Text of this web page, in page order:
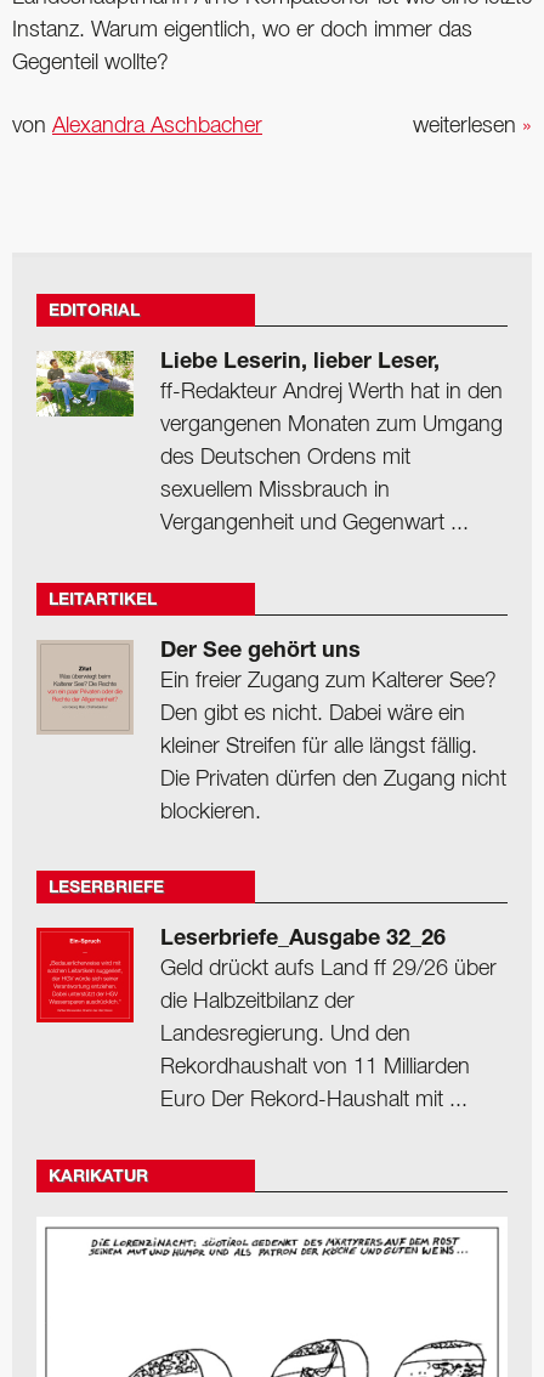
Instanz. Warum eigentlich, wo er doch immer das
Gegenteil wollte?
weiterlesen »
von Alexandra Aschbacher
EDITORIAL
Liebe Leserin, lieber Leser,
ff-Redakteur Andrej Werth hat in den
vergangenen Monaten zum Umgang
des Deutschen Ordens mit
sexuellem Missbrauch in
Vergangenheit und Gegenwart ...
LEITARTIKEL
Der See gehört uns
Ein freier Zugang zum Kalterer See?
Den gibt es nicht. Dabei wäre ein
kleiner Streifen für alle längst fällig.
Die Privaten dürfen den Zugang nicht
blockieren.
LESERBRIEFE
Leserbriefe_Ausgabe 32_26
Geld drückt aufs Land ff 29/26 über
die Halbzeitbilanz der
Landesregierung. Und den
Rekordhaushalt von 11 Milliarden
Euro Der Rekord-Haushalt mit ...
KARIKATUR